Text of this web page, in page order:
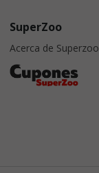
SuperZoo
Acerca de Superzoo